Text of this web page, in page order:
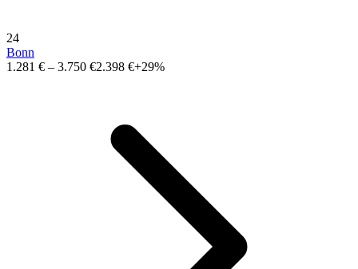
24
Bonn
1.281 € – 3.750 €2.398 €+29%